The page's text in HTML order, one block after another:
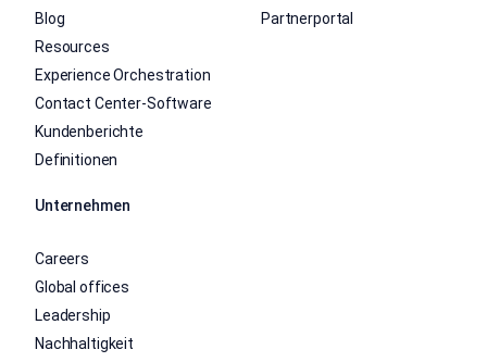
Blog
Resources
Experience Orchestration
Contact Center-Software
Kundenberichte
Definitionen
Partnerportal
Unternehmen
Careers
Global offices
Leadership
Nachhaltigkeit